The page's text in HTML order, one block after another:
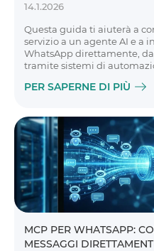
14.1.2026
Questa guida ti aiuterà a
servizio a un agente AI e a
WhatsApp direttamente,
tramite sistemi di
PER SAPERNE DI PIÙ
MCP PER WHATSAPP:
MESSAGGI